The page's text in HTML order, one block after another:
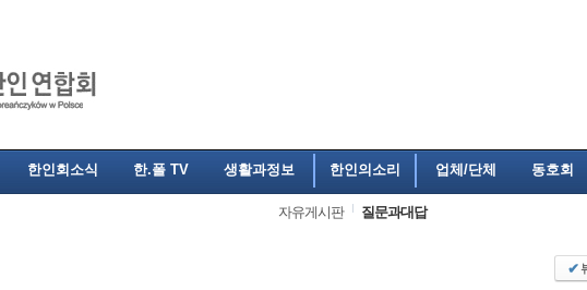
한인회소식 한.폴 TV 생활과정보 한인의소리 업체/단체 동호회
자유게시판 질문과대답
✔